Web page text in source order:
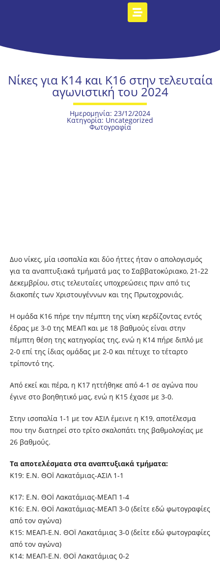
Νίκες για Κ14 και Κ16 στην τελευταία
αγωνιστική του 2024
Ημερομηνία: 23/12/2024
Κατηγορία: Uncategorized
Φωτογραφία
Δυο νίκες, μία ισοπαλία και δύο ήττες ήταν ο απολογισμός
για τα αναπτυξιακά τμήματά μας το Σαββατοκύριακο, 21-22
Δεκεμβρίου, στις τελευταίες υποχρεώσεις πριν από τις
διακοπές των Χριστουγέννων και της Πρωτοχρονιάς.
Η ομάδα Κ16 πήρε την πέμπτη της νίκη κερδίζοντας εντός
έδρας με 3-0 της ΜΕΑΠ και με 18 βαθμούς είναι στην
πέμπτη θέση της κατηγορίας της, ενώ η Κ14 πήρε διπλό με
2-0 επί της ίδιας ομάδας με 2-0 και πέτυχε το τέταρτο
τρίποντό της.
Από εκεί και πέρα, η Κ17 ηττήθηκε από 4-1 σε αγώνα που
έγινε στο βοηθητικό μας, ενώ η Κ15 έχασε με 3-0.
Στην ισοπαλία 1-1 με τον ΑΣΙΛ έμεινε η Κ19, αποτέλεσμα
που την διατηρεί στο τρίτο σκαλοπάτι της βαθμολογίας με
26 βαθμούς.
Τα αποτελέσματα στα αναπτυξιακά τμήματα:
Κ19: Ε.Ν. ΘΟΪ Λακατάμιας-ΑΣΙΛ 1-1
Κ17: Ε.Ν. ΘΟΪ Λακατάμιας-MEAΠ 1-4
Κ16: Ε.Ν. ΘΟΪ Λακατάμιας-MEAΠ 3-0 (δείτε εδώ φωτογραφίες
από τον αγώνα)
Κ15: MEAΠ-Ε.Ν. ΘΟΪ Λακατάμιας 3-0 (δείτε εδώ φωτογραφίες
από τον αγώνα)
Κ14: MEAΠ-Ε.Ν. ΘΟΪ Λακατάμιας 0-2